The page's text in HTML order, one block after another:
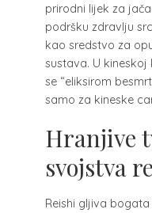
prirodni lijek za
podršku zdravlju
kao sredstvo za
sustava. U kineskoj
se “eliksirom
samo za kineske
Hranjive
svojstva
Reishi gljiva